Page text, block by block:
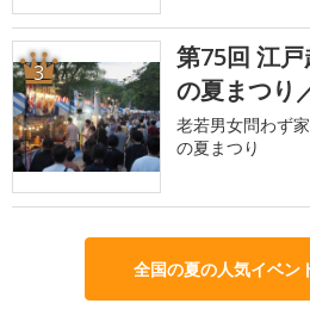
3
第75回 江
の夏まつり
老若男女問わず
の夏まつり
全国の夏の人気イベン